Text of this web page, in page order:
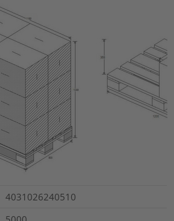
4031026240510